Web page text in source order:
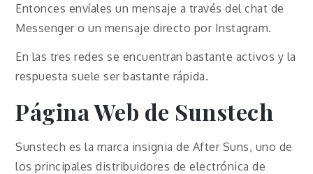
Entonces envíales un mensaje a través del chat de
Messenger o un mensaje directo por Instagram.
En las tres redes se encuentran bastante activos y la
respuesta suele ser bastante rápida.
Página Web de Sunstech
Sunstech es la marca insignia de After Suns, uno de
los principales distribuidores de electrónica de